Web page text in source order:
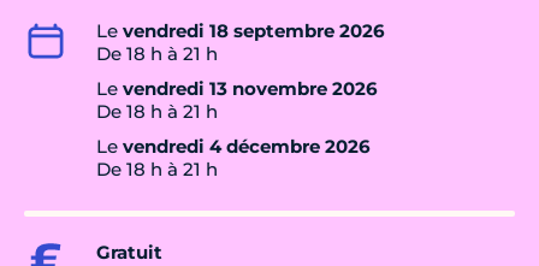
Le vendredi 18 septembre 2026
De 18 h à 21 h
Le vendredi 13 novembre 2026
De 18 h à 21 h
Le vendredi 4 décembre 2026
De 18 h à 21 h
Gratuit